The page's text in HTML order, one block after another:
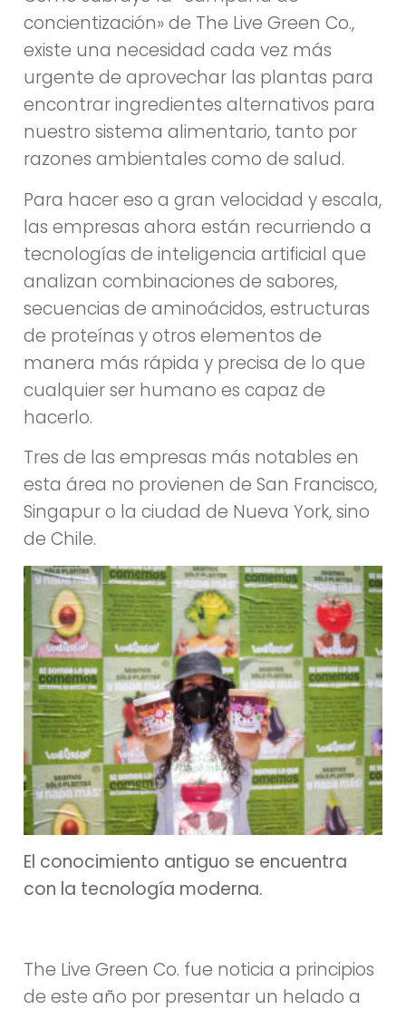
concientización» de The Live Green Co.,
existe una necesidad cada vez más
urgente de aprovechar las plantas para
encontrar ingredientes alternativos para
nuestro sistema alimentario, tanto por
razones ambientales como de salud.
Para hacer eso a gran velocidad y escala,
las empresas ahora están recurriendo a
tecnologías de inteligencia artificial que
analizan combinaciones de sabores,
secuencias de aminoácidos, estructuras
de proteínas y otros elementos de
manera más rápida y precisa de lo que
cualquier ser humano es capaz de
hacerlo.
Tres de las empresas más notables en
esta área no provienen de San Francisco,
Singapur o la ciudad de Nueva York, sino
de Chile.
El conocimiento antiguo se encuentra
con la tecnología moderna.
The Live Green Co. fue noticia a principios
de este año por presentar un helado a